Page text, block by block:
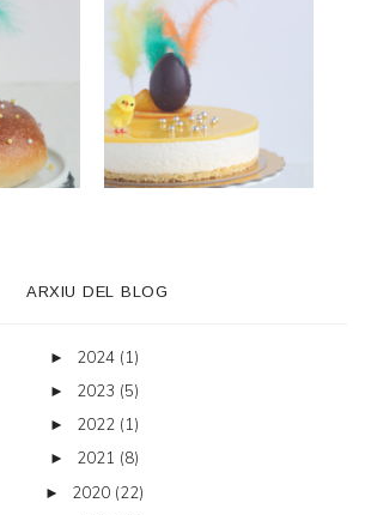
ARXIU DEL BLOG
► 2024 (1)
► 2023 (5)
► 2022 (1)
► 2021 (8)
► 2020 (22)